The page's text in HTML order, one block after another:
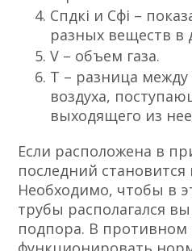
Спдкi и Сфi –
разных веществ в
V – объем газа.
T – разница
воздуха,
выходящего из
Если расположена в
последний становится
Необходимо, чтобы в
трубы располагался
подпора. В противном